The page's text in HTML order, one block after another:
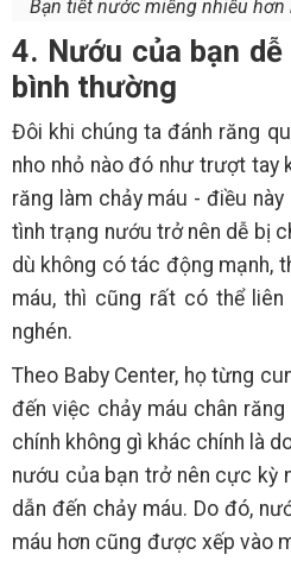
Bạn tiết nước miếng nhiều
4. Nướu của bạn
bình thường
Đôi khi chúng ta đánh răng
nho nhỏ nào đó như trượt tay
răng làm chảy máu - điều này
tình trạng nướu trở nên dễ bị
dù không có tác động mạnh,
máu, thì cũng rất có thể
nghén.
Theo Baby Center, họ từng
đến việc chảy máu chân
chính không gì khác chính là
nướu của bạn trở nên cực kỳ
dẫn đến chảy máu. Do đó,
máu hơn cũng được xếp vào